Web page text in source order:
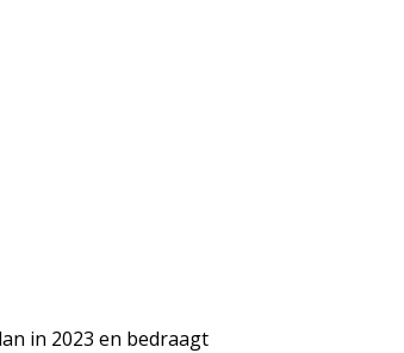
in 2023 en bedraagt